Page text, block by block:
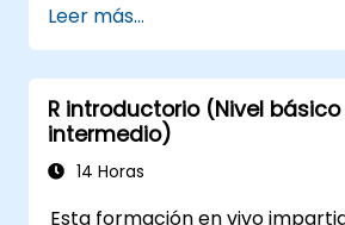
inspirado otros proyectos
de los cuales están
abierto. R es un lenguaje de
popular en la industria
Leer más...
R introductorio (Nivel
intermedio)
14 Horas
Esta formación en vivo